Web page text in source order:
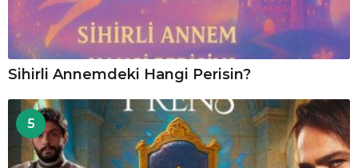
Sihirli Annemdeki Hangi Perisin?
5